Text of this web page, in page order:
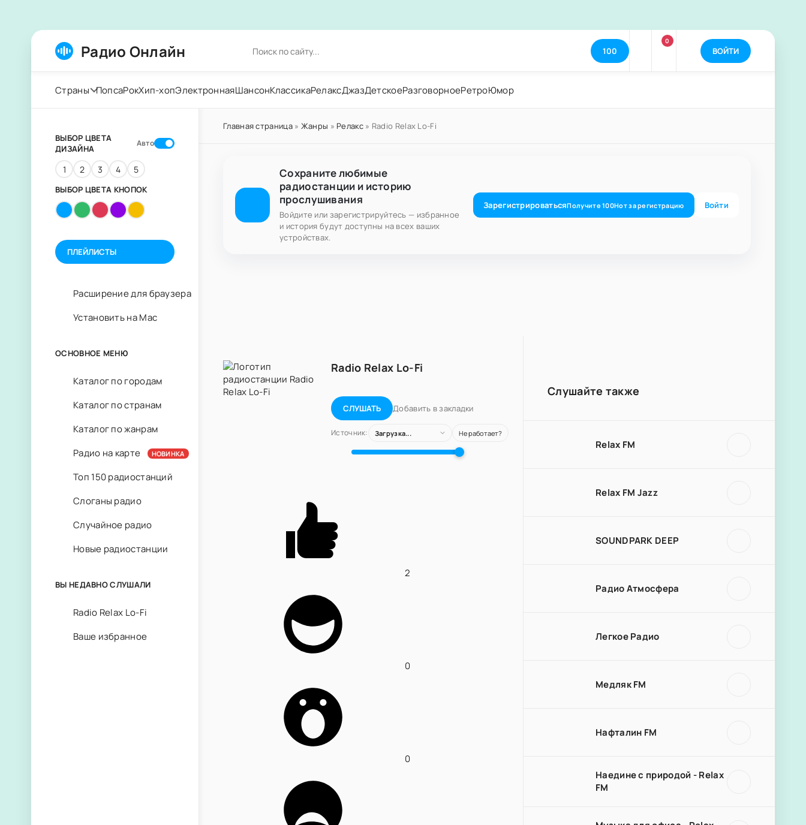
Радио Онлайн 100
0
ВОЙТИ
Страны ПопсаРокХип-хопЭлектроннаяШансонКлассикаРелаксДжазДетскоеРазговорноеРетроЮмор
Главная страница» Жанры » Релакс» Radio Relax Lo-Fi
Сохраните любимые
радиостанции и историю
прослушивания
Войдите или зарегистрируйтесь — избранное
и история будут доступны на всех ваших
устройствах.
ЗарегистрироватьсяПолучите100Нотза регистрацию Войти
Radio Relax Lo-Fi
СЛУШАТЬ Добавить в закладки
Источник: Загрузка... Не работает?
2
0
0
Слушайте также
Relax FM
Relax FM Jazz
SOUNDPARK DEEP
Радио Атмосфера
Легкое Радио
Медляк FM
Нафталин FM
Наедине с природой - Relax
FM
ВЫБОР ЦВЕТА
ДИЗАЙНА
Авто
1 2 3 4 5
ВЫБОР ЦВЕТА КНОПОК
ПЛЕЙЛИСТЫ
Расширение для браузера
Установить на Mac
ОСНОВНОЕ МЕНЮ
Каталог по городам
Каталог по странам
Каталог по жанрам
Радио на карте
НОВИНКА
Топ 150 радиостанций
Слоганы радио
Случайное радио
Новые радиостанции
ВЫ НЕДАВНО СЛУШАЛИ
Radio Relax Lo-Fi
Ваше избранное